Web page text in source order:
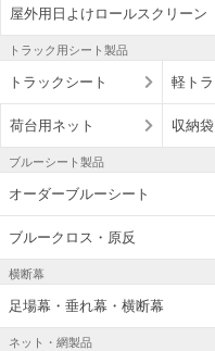
屋外用日よけロールスクリーン
トラック用シート製品
トラックシート 軽ト
荷台用ネット 収納袋
ブルーシート製品
オーダーブルーシート
ブルークロス・原反
横断幕
足場幕・垂れ幕・横断幕
ネット・網製品